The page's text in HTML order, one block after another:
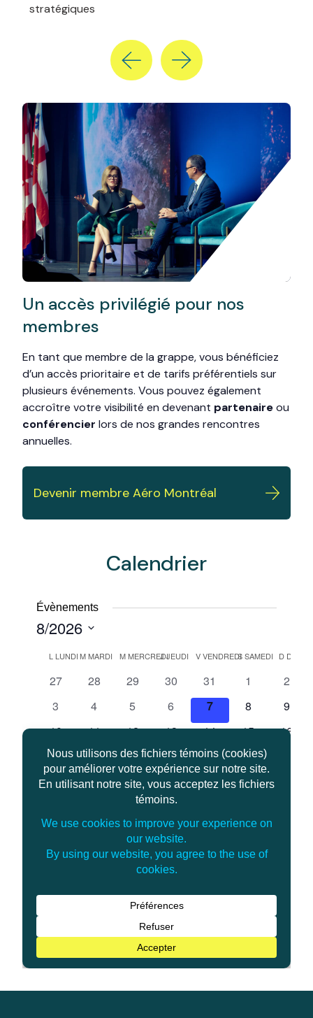
stratégiques
Un accès privilégié pour nos
membres
En tant que membre de la grappe, vous bénéficiez
d’un accès prioritaire et de tarifs préférentiels sur
plusieurs événements. Vous pouvez également
accroître votre visibilité en devenant partenaireou
conférencier lors de nos grandes rencontres
annuelles.
Devenir membre Aéro Montréal
Calendrier